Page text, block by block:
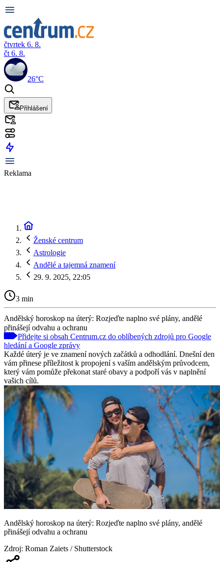
čtvrtek 6. 8.
čt 6. 8.
26°C
Přihlášení
Reklama
Ženské centrum
Astrologie
Andělé a tajemná znamení
29. 9. 2025, 22:05
3 min
Andělský horoskop na úterý: Rozjeďte naplno své plány, andělé
přinášejí odvahu a ochranu
Přidejte si obsah Centrum.cz do oblíbených zdrojů pro Google
hledání a Google zprávy
Každé úterý je ve znamení nových začátků a odhodlání. Dnešní den
vám přinese příležitost k propojení s vaším andělským průvodcem,
který vám pomůže překonat staré obavy a podpoří vás v naplnění
vašich cílů.
Andělský horoskop na úterý: Rozjeďte naplno své plány, andělé
přinášejí odvahu a ochranu
Zdroj: Roman Zaiets / Shutterstock